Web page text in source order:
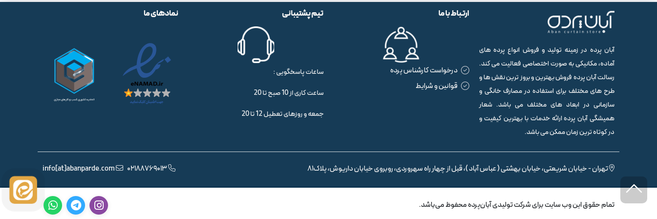
آبان پرده در زمینه تولید و فروش انواع پرده های
آماده، مکانیکی به صورت اختصاصی فعالیت می کند.
رسالت آبان پرده فروش بهترین و بروز ترین نقش ها و
طرح های مختلف برای استفاده در مصارف خانگی و
سازمانی در ابعاد های مختلف می باشد. شعار
همیشگی آبان پرده ارائه خدمات با بهترین کیفیت و
در کوتاه ترین زمان ممکن می باشد.
ارتباط با ما
درخواست کارشناس پرده
قوانین و شرایط
تیم پشتیبانی
ساعات پاسخگویی :
ساعت کاری از 10 صبح تا 20
جمعه و روزهای تعطیل 12 تا 20
نمادهای ما
تهران - خیابان شریعتی، خیابان بهشتی ( عباس آباد )، قبل از چهار راه سهروردی، روبروی خیابان داریوش، پلاک81 02188769013
info[at]abanparde.com
تمام حقوق اين وب سايت برای شرکت تولیدی آبان‌پرده محفوظ می‌باشد.